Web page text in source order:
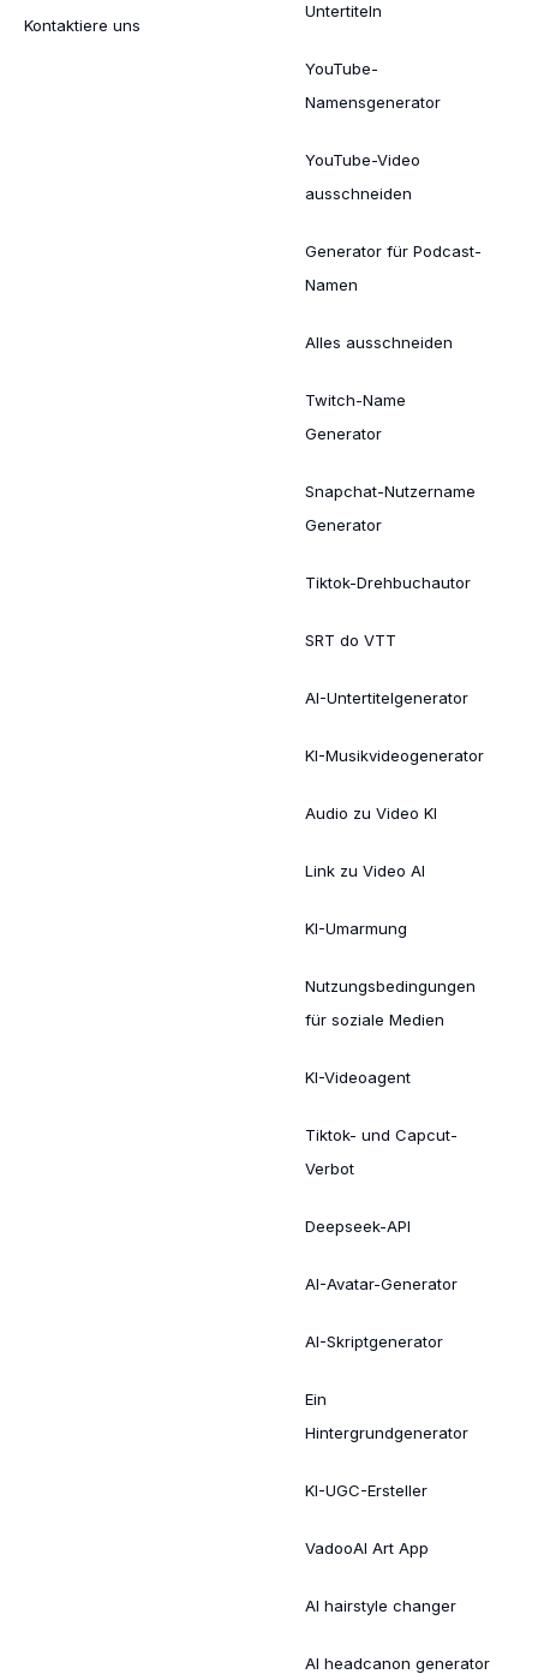
Kontaktiere uns
Untertiteln
YouTube-
Namensgenerator
YouTube-Video
ausschneiden
Generator für Podcast-
Namen
Alles ausschneiden
Twitch-Name
Generator
Snapchat-Nutzername
Generator
Tiktok-Drehbuchautor
SRT do VTT
AI-Untertitelgenerator
KI-Musikvideogenerator
Audio zu Video KI
Link zu Video AI
KI-Umarmung
Nutzungsbedingungen
für soziale Medien
KI-Videoagent
Tiktok- und Capcut-
Verbot
Deepseek-API
AI-Avatar-Generator
AI-Skriptgenerator
Ein
Hintergrundgenerator
KI-UGC-Ersteller
VadooAI Art App
AI hairstyle changer
AI headcanon generator